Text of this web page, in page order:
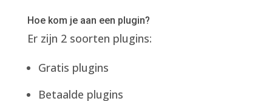
Hoe kom je aan een plugin?
Er zijn 2 soorten plugins:
Gratis plugins
Betaalde plugins